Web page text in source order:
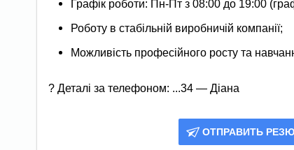
Графік роботи: Пн-Пт з 08:00 до 19:00
Роботу в стабільній виробничій компанії;
Можливість професійного росту та
? Деталі за телефоном: ...34 — Діана
ОТПРАВИТЬ